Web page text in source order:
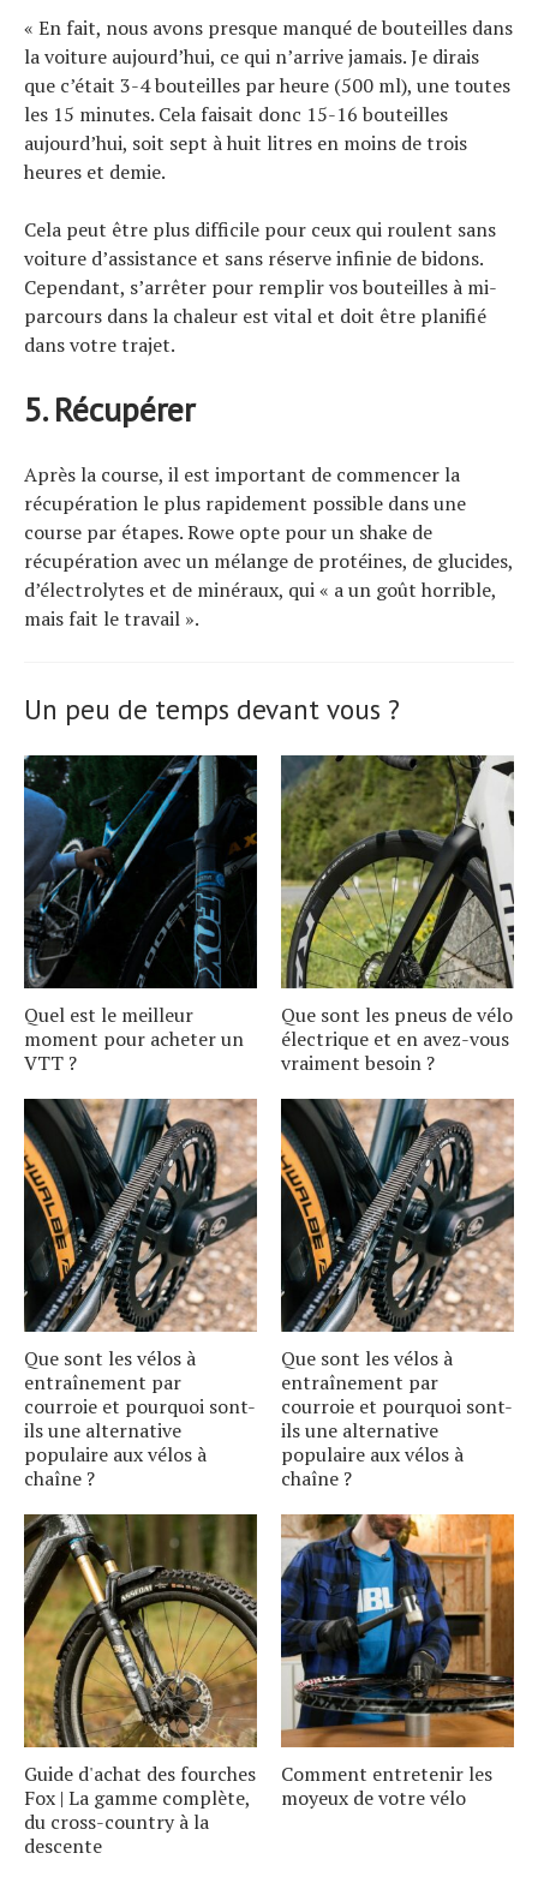
« En fait, nous avons presque manqué de bouteilles dans
la voiture aujourd’hui, ce qui n’arrive jamais. Je dirais
que c’était 3-4 bouteilles par heure (500 ml), une toutes
les 15 minutes. Cela faisait donc 15-16 bouteilles
aujourd’hui, soit sept à huit litres en moins de trois
heures et demie.
Cela peut être plus difficile pour ceux qui roulent sans
voiture d’assistance et sans réserve infinie de bidons.
Cependant, s’arrêter pour remplir vos bouteilles à mi-
parcours dans la chaleur est vital et doit être planifié
dans votre trajet.
5. Récupérer
Après la course, il est important de commencer la
récupération le plus rapidement possible dans une
course par étapes. Rowe opte pour un shake de
récupération avec un mélange de protéines, de glucides,
d’électrolytes et de minéraux, qui « a un goût horrible,
mais fait le travail ».
Un peu de temps devant vous ?
Quel est le meilleur
moment pour acheter un
VTT ?
Que sont les pneus de vélo
électrique et en avez-vous
vraiment besoin ?
Que sont les vélos à
entraînement par
courroie et pourquoi sont-
ils une alternative
populaire aux vélos à
chaîne ?
Que sont les vélos à
entraînement par
courroie et pourquoi sont-
ils une alternative
populaire aux vélos à
chaîne ?
Guide d'achat des fourches
Fox | La gamme complète,
du cross-country à la
descente
Comment entretenir les
moyeux de votre vélo